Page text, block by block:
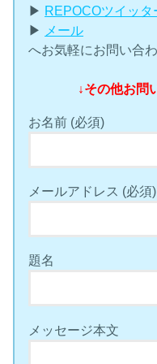
▶︎ REPOCOツイッタ
▶︎
メール
へお気軽にお問い合
↓その他お問
お名前 (必須)
メールアドレス (必須)
題名
メッセージ本文